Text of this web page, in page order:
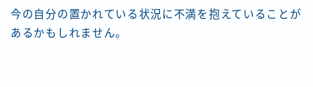
今の自分の置かれている状況に不満を抱えていることが
あるかもしれません。